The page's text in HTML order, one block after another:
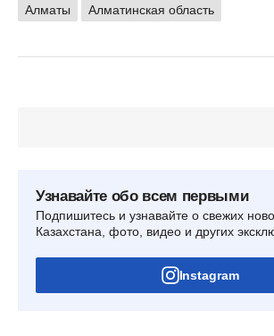
Алматы Алматинская область
Узнавайте обо всем первыми
Подпишитесь и узнавайте о свежих
Казахстана, фото, видео и других
Instagram